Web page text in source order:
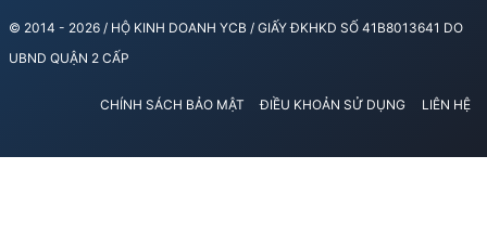
© 2014 - 2026 / HỘ KINH DOANH YCB / GIẤY ĐKHKD SỐ 41B8013641 DO
UBND QUẬN 2 CẤP
CHÍNH SÁCH BẢO MẬT ĐIỀU KHOẢN SỬ DỤNG LIÊN HỆ